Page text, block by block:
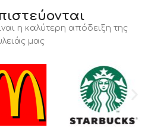
η καλύτερη απόδειξη της
μας